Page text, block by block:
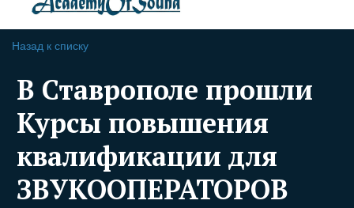
Назад к списку
В Ставрополе прошли
Курсы повышения
квалификации для
ЗВУКООПЕРАТОРОВ